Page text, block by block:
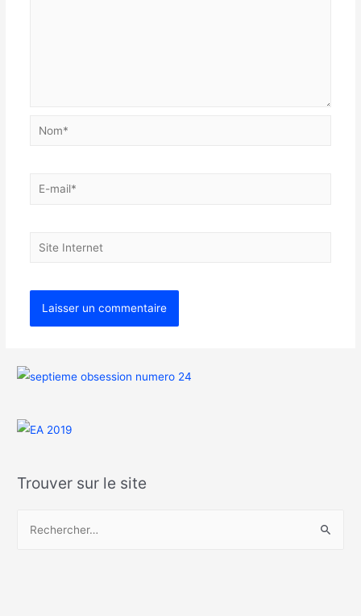
Trouver sur le site